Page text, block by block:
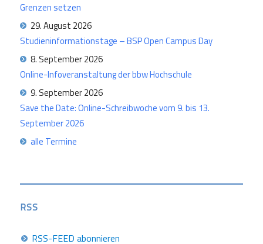
Grenzen setzen
29. August 2026
Studieninformationstage – BSP Open Campus Day
8. September 2026
Online-Infoveranstaltung der bbw Hochschule
9. September 2026
Save the Date: Online-Schreibwoche vom 9. bis 13.
September 2026
alle Termine
RSS
RSS-FEED abonnieren